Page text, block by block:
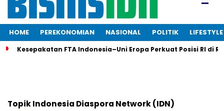
HOME PEREKONOMIAN NASIONAL POLITIK LIFESTYLE
Kesepakatan FTA Indonesia–Uni Eropa Perkuat Posisi RI di
TopikIndonesia Diaspora Network (IDN)